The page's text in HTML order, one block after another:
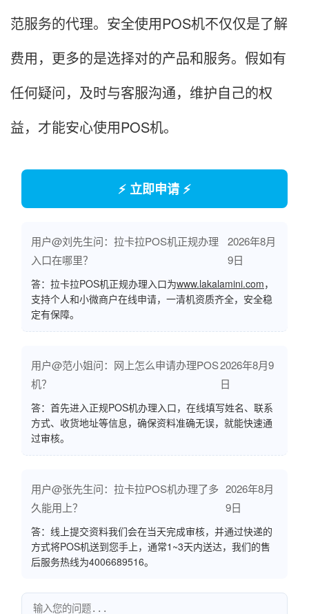
范服务的代理。安全使用POS机不仅仅是了解
费用，更多的是选择对的产品和服务。假如有
任何疑问，及时与客服沟通，维护自己的权
益，才能安心使用POS机。
⚡ 立即申请 ⚡
用户@刘先生问：拉卡拉POS机正规办理
入口在哪里？
2026年8月
9日
答：拉卡拉POS机正规办理入口为www.lakalamini.com，
支持个人和小微商户在线申请，一清机资质齐全，安全稳
定有保障。
用户@范小姐问：网上怎么申请办理POS
机？
2026年8月9
日
答：首先进入正规POS机办理入口，在线填写姓名、联系
方式、收货地址等信息，确保资料准确无误，就能快速通
过审核。
用户@张先生问：拉卡拉POS机办理了多
久能用上？
2026年8月
9日
答：线上提交资料我们会在当天完成审核，并通过快递的
方式将POS机送到您手上，通常1~3天内送达，我们的售
后服务热线为4006689516。